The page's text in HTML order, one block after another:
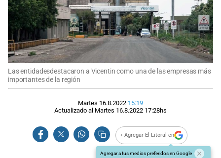
Las entidadesdestacaron a Vicentin como una de las empresas más
importantes de la región
Martes 16.8.2022 15:19
Actualizado al Martes 16.8.2022 17:28hs
+ Agregar El Litoral en
Agregar a tus medios preferidos en Google